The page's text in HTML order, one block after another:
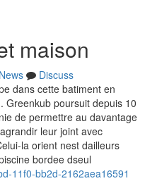
maison
News
Discuss
dans cette batiment en
Greenkub poursuit depuis 10
de permettre au davantage
leur joint avec
la orient nest dailleurs
bordee dseul
11f0-bb2d-2162aea16591